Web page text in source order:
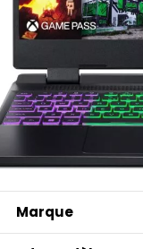
Marque